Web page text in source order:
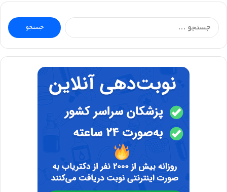
جستجو
برای: